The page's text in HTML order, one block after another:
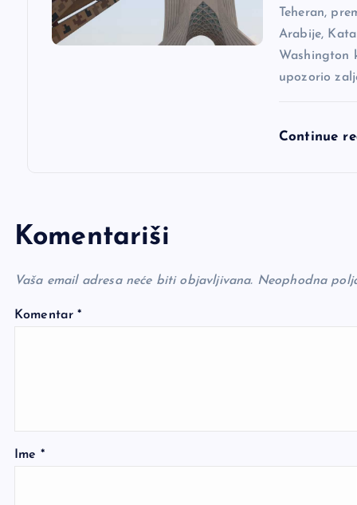
Teheran,
Arabije,
Washington
upozorio
Continue
Komentariši
Vaša email adresa neće biti objavljivana. Neophodna
Komentar*
Ime *